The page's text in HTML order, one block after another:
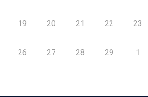
19 20 21 22 23
26 27 28 29 1